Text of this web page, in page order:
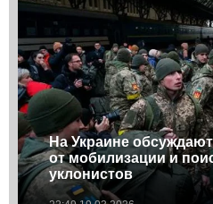
На Украине
от мобилизации и
уклонистов